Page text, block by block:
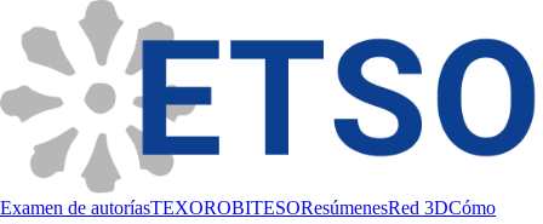
Examen de autoríasTEXOROBITESOResúmenesRed 3DCómo